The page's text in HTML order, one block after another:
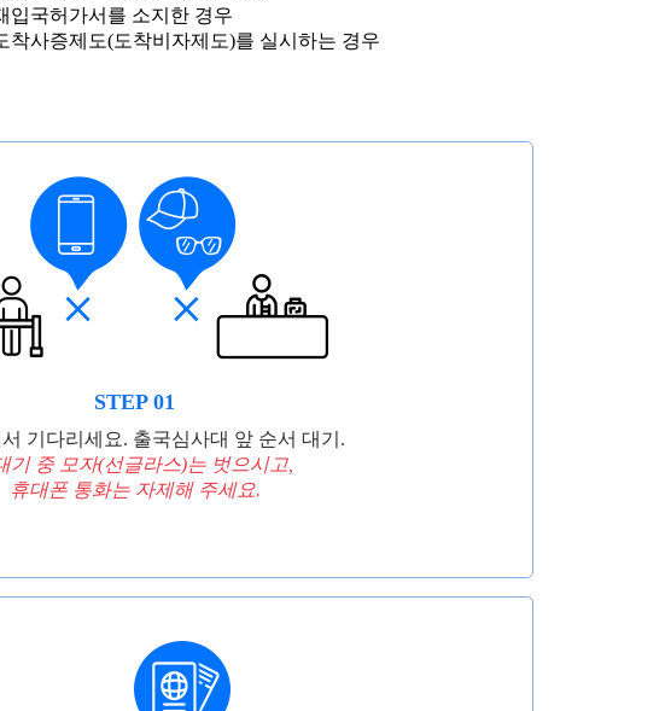
입국허가서를 소지한 경우
착사증제도(도착비자제도)를 실시하는 경우
STEP 01
기다리세요. 출국심사대 앞 순서 대기.
기 중 모자(선글라스)는 벗으시고,
휴대폰 통화는 자제해 주세요.